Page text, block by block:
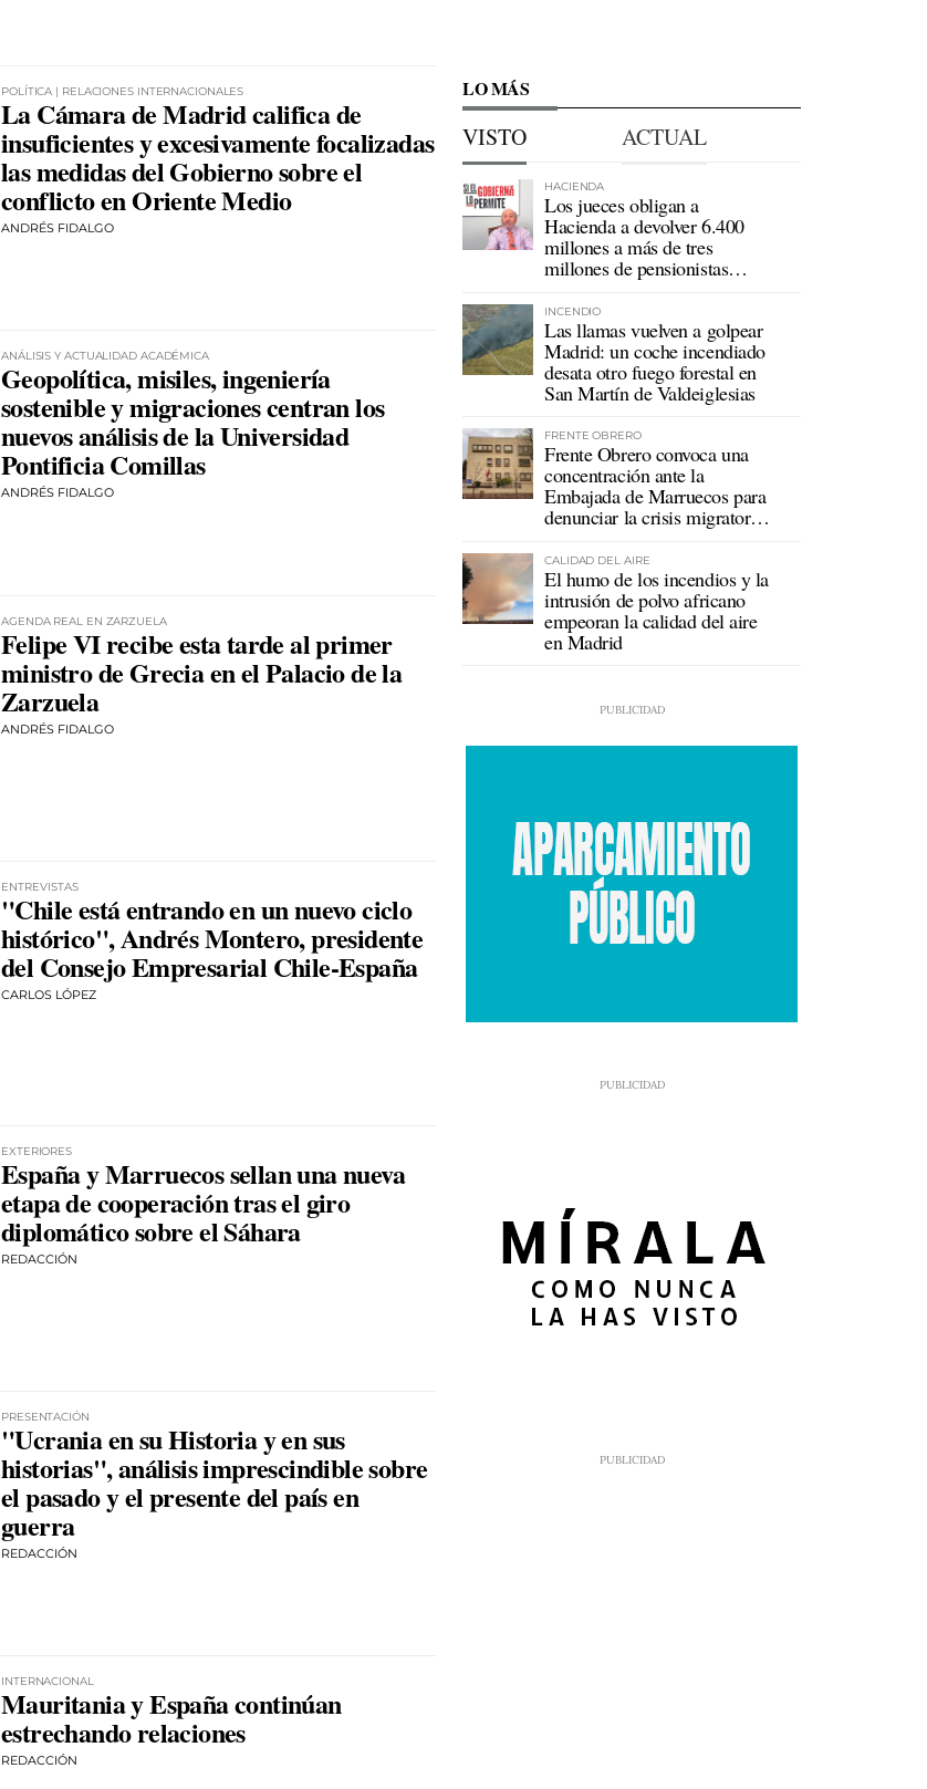
POLÍTICA | RELACIONES INTERNACIONALES
La Cámara de Madrid califica de
insuficientes y excesivamente focalizadas
las medidas del Gobierno sobre el
conflicto en Oriente Medio
ANDRÉS FIDALGO
ANÁLISIS Y ACTUALIDAD ACADÉMICA
Geopolítica, misiles, ingeniería
sostenible y migraciones centran los
nuevos análisis de la Universidad
Pontificia Comillas
ANDRÉS FIDALGO
AGENDA REAL EN ZARZUELA
Felipe VI recibe esta tarde al primer
ministro de Grecia en el Palacio de la
Zarzuela
ANDRÉS FIDALGO
ENTREVISTAS
"Chile está entrando en un nuevo ciclo
histórico", Andrés Montero, presidente
del Consejo Empresarial Chile-España
CARLOS LÓPEZ
EXTERIORES
España y Marruecos sellan una nueva
etapa de cooperación tras el giro
diplomático sobre el Sáhara
REDACCIÓN
PRESENTACIÓN
"Ucrania en su Historia y en sus
historias", análisis imprescindible sobre
el pasado y el presente del país en
guerra
REDACCIÓN
INTERNACIONAL
Mauritania y España continúan
estrechando relaciones
REDACCIÓN
LO MÁS
VISTO ACTUAL
HACIENDA
Los jueces obligan a
Hacienda a devolver 6.400
millones a más de tres
millones de pensionistas
INCENDIO
Las llamas vuelven a golpear
Madrid: un coche incendiado
desata otro fuego forestal en
San Martín de Valdeiglesias
FRENTE OBRERO
Frente Obrero convoca una
concentración ante la
Embajada de Marruecos para
denunciar la crisis migratoria
CALIDAD DEL AIRE
El humo de los incendios y la
intrusión de polvo africano
empeoran la calidad del aire
en Madrid